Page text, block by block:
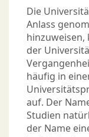
Die
Anlass
der
häufig in
auf. Der
Studien
der Name